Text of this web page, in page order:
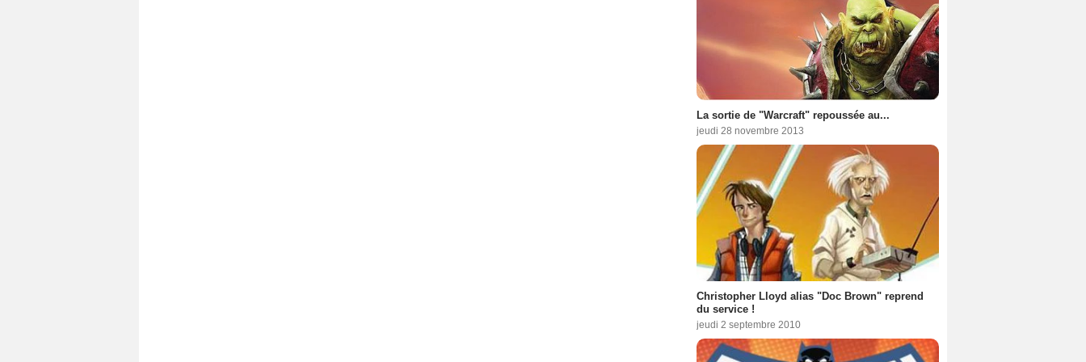
La sortie de "Warcraft" repoussée au...
jeudi 28 novembre 2013
Christopher Lloyd alias "Doc Brown" reprend
du service !
jeudi 2 septembre 2010